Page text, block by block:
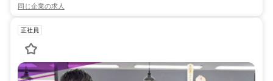
同じ企業の求人
正社員